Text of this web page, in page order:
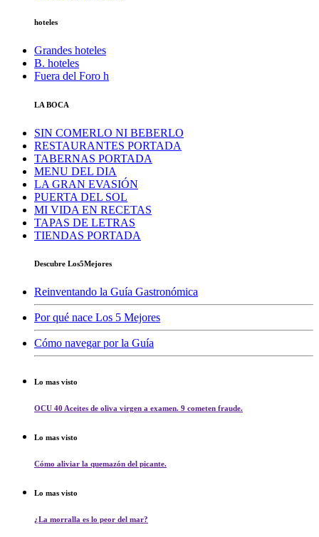
hoteles
Grandes hoteles
B. hoteles
Fuera del Foro h
LA BOCA
SIN COMERLO NI BEBERLO
RESTAURANTES PORTADA
TABERNAS PORTADA
MENU DEL DIA
LA GRAN EVASIÓN
PUERTA DEL SOL
MI VIDA EN RECETAS
TAPAS DE LETRAS
TIENDAS PORTADA
Descubre Los5Mejores
Reinventando la Guía Gastronómica
Por qué nace Los 5 Mejores
Cómo navegar por la Guía
Lo mas visto
OCU 40 Aceites de oliva virgen a examen. 9 cometen fraude.
Lo mas visto
Cómo aliviar la quemazón del picante.
Lo mas visto
¿La morralla es lo peor del mar?